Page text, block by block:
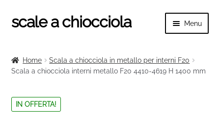
Vai
alla
Vai
al
scale a chiocciola Menu
il
menu
Tutte le scale
Categorie scale
Home
Scala a chiocciola in metallo per interni F20
Scala a chiocciola interni metallo F20 4410-4619 H 1400 mm
IN OFFERTA!